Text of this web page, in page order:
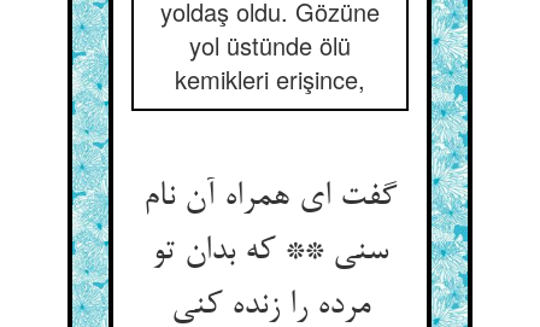
yoldaş oldu. Gözüne
yol üstünde ölü
kemikleri erişince,
گفت ای همراه آن نام
سنی ** که بدان تو
مرده را زنده کنی